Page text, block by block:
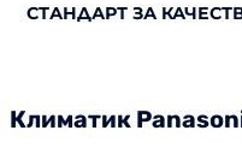
СТАНДАРТ ЗА
Климатик